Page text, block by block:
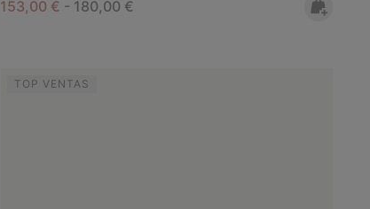
Minimum sale price:
153,00 € - Maximum price:
180,00 €
TOP VENTAS